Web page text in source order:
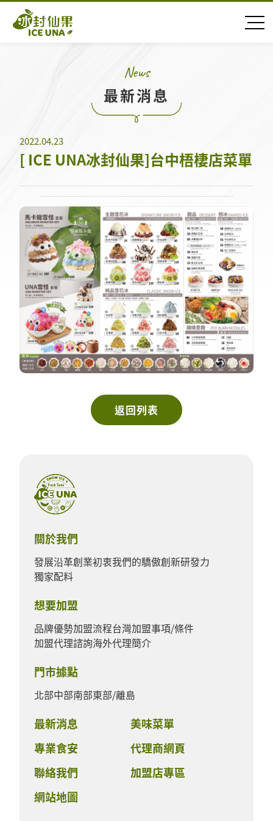
News
最新消息
2022.04.23
[ ICE UNA冰封仙果]台中梧棲店菜單
返回列表
關於我們
發展沿革創業初衷我們的驕傲創新研發力
獨家配料
想要加盟
品牌優勢加盟流程台灣加盟事項/條件
加盟代理諮詢海外代理簡介
門市據點
北部中部南部東部/離島
最新消息
美味菜單
專業食安
代理商網頁
聯絡我們
加盟店專區
網站地圖